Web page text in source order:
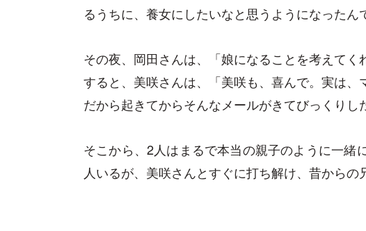
るうちに、養女にしたいなと思うようになったん
その夜、岡田さんは、「娘になることを考えてく
すると、美咲さんは、「美咲も、喜んで。実は、
だから起きてからそんなメールがきてびっくりし
そこから、2人はまるで本当の親子のように一緒
人いるが、美咲さんとすぐに打ち解け、昔からの